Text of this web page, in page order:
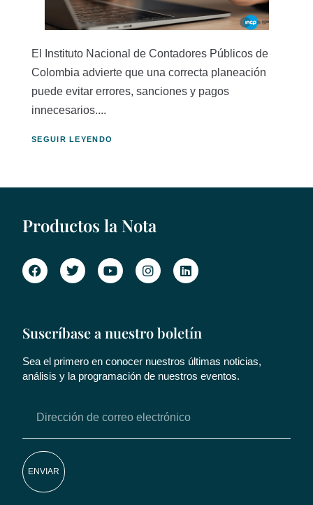
El Instituto Nacional de Contadores Públicos de
Colombia advierte que una correcta planeación
puede evitar errores, sanciones y pagos
innecesarios....
SEGUIR LEYENDO
Productos la Nota
Suscríbase a nuestro boletín
Sea el primero en conocer nuestros últimas noticias,
análisis y la programación de nuestros eventos.
ENVIAR